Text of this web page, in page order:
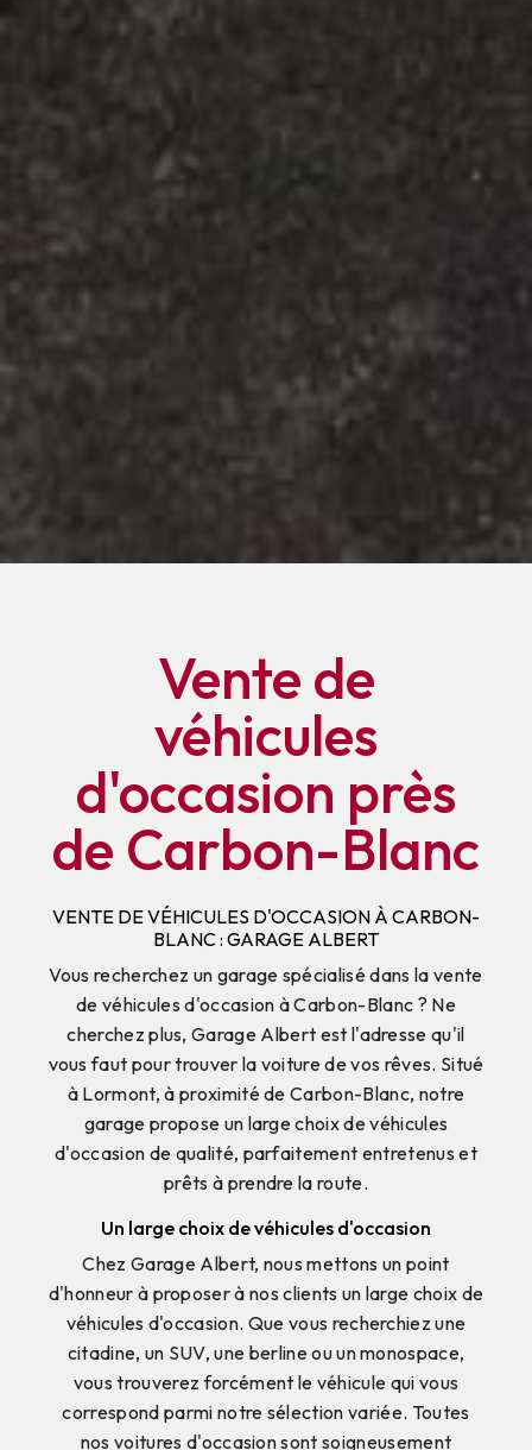
Vente de
véhicules
d'occasion près
de Carbon-Blanc
VENTE DE VÉHICULES D'OCCASION À CARBON-
BLANC : GARAGE ALBERT
Vous recherchez un garage spécialisé dans la vente
de véhicules d'occasion à Carbon-Blanc ? Ne
cherchez plus, Garage Albert est l'adresse qu'il
vous faut pour trouver la voiture de vos rêves. Situé
à Lormont, à proximité de Carbon-Blanc, notre
garage propose un large choix de véhicules
d'occasion de qualité, parfaitement entretenus et
prêts à prendre la route.
Un large choix de véhicules d'occasion
Chez Garage Albert, nous mettons un point
d'honneur à proposer à nos clients un large choix de
véhicules d'occasion. Que vous recherchiez une
citadine, un SUV, une berline ou un monospace,
vous trouverez forcément le véhicule qui vous
correspond parmi notre sélection variée. Toutes
nos voitures d'occasion sont soigneusement